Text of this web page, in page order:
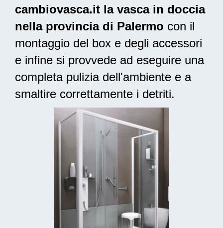
cambiovasca.it la vasca in doccia
nella provincia di Palermo con il
montaggio del box e degli accessori
e infine si provvede ad eseguire una
completa puliziadell'ambiente e a
smaltire correttamente i detriti.